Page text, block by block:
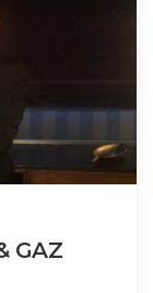
GAZ